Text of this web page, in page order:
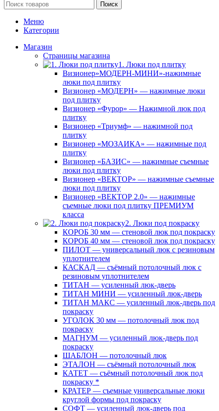
Поиск
Меню
Категории
Магазин
Страницы магазина
1. Люки под плитку
Визионер»МОДЕРН-МИНИ»-нажимные
люки под плитку
Визионер «МОДЕРН» — нажимные люки
под плитку
Визионер «Фурор» — Нажимной люк под
плитку
Визионер «Триумф» — нажимной под
плитку
Визионер «МОЗАИКА» — нажимные под
плитку
Визионер «БАЗИС» — нажимные съемные
люки под плитку
Визионер «ВЕКТОР» — нажимные съемные
люки под плитку
Визионер «ВЕКТОР 2.0» — нажимные
съемные люки под плитку ПРЕМИУМ
класса
2. Люки под покраску
КОРОБ 30 мм — стеновой люк под покраску
КОРОБ 40 мм — стеновой люк под покраску
ПИЛОТ — универсальный люк с резиновым
уплотнителем
КАСКАД — съёмный потолочный люк с
резиновым уплотнителем
ТИТАН — усиленный люк-дверь
ТИТАН МИНИ — усиленный люк-дверь
ТИТАН МАКС — усиленный люк-дверь под
покраску
УГОЛОК 30 мм — потолочный люк под
покраску
МАГНУМ — усиленный люк-дверь под
покраску
ШАБЛОН — потолочный люк
ЭТАЛОН — съёмный потолочный люк
КАТЕТ — съёмный потолочный люк под
покраску *
КРАТЕР — съемные универсальные люки
круглой формы под покраску
СОФТ — усиленный люк-дверь под